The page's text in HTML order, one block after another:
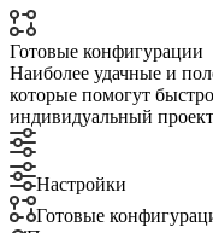
Готовые конфигурации
Наиболее удачные и
которые помогут
индивидуальный
Настройки
Готовые